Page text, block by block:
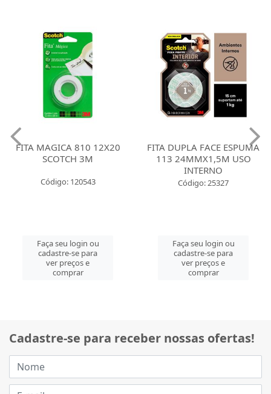
FITA MAGICA 810 12X20
SCOTCH 3M
Código: 120543
Faça seu login ou
cadastre-se para
ver preços e
comprar
FITA DUPLA FACE ESPUMA
113 24MMX1,5M USO
INTERNO
Código: 25327
Faça seu login ou
cadastre-se para
ver preços e
comprar
Cadastre-se para receber nossas ofertas!